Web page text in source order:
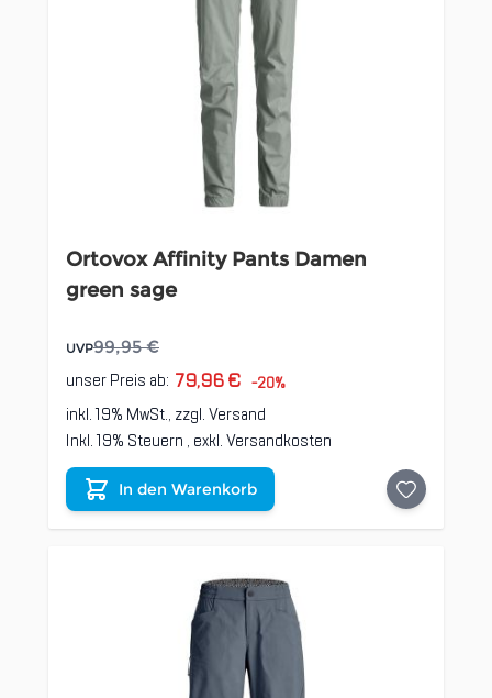
Ortovox Affinity Pants Damen
green sage
UVP99,95 €
unser Preis ab: 79,96 € -20%
inkl. 19% MwSt., zzgl.Versand
Inkl. 19% Steuern , exkl.Versandkosten
In den Warenkorb